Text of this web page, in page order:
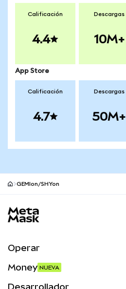
Calificación
4.4
Descargas
10M+
App Store
Calificación
4.7
Descargas
50M+
GEMIon/SHYon
Operar
Money NUEVA
Desarrollador